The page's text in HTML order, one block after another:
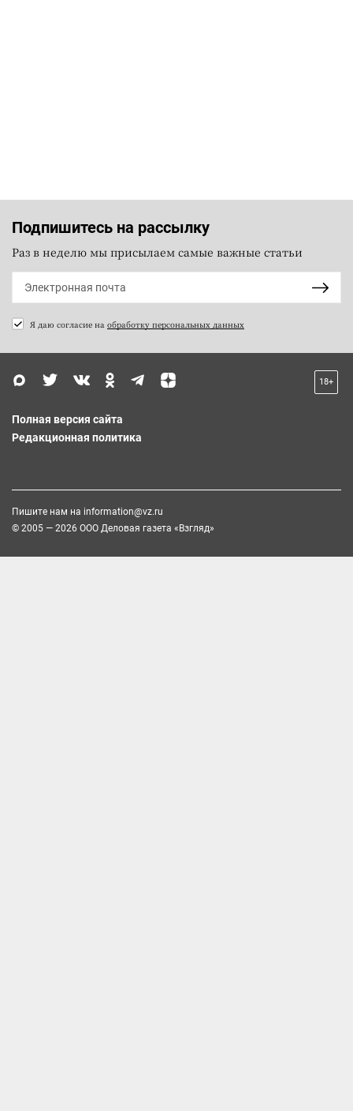
Подпишитесь на рассылку
Раз в неделю мы присылаем самые важные статьи
Я даю согласие на обработку персональных данных
18+
Полная версия сайта
Редакционная политика
Пишите нам на information@vz.ru
© 2005 — 2026 ООО Деловая газета «Взгляд»